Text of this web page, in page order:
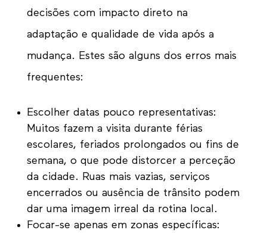
decisões com impacto direto na
adaptação e qualidade de vida após a
mudança. Estes são alguns dos erros mais
frequentes:
Escolher datas pouco representativas:
Muitos fazem a visita durante férias
escolares, feriados prolongados ou fins de
semana, o que pode distorcer a perceção
da cidade. Ruas mais vazias, serviços
encerrados ou ausência de trânsito podem
dar uma imagem irreal da rotina local.
Focar-se apenas em zonas específicas: